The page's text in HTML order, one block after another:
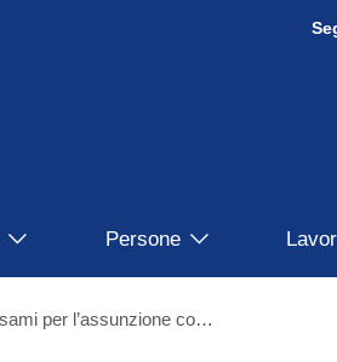
Persone
Bando 43/2023 Concorso pubblico per titoli - esami per l’assunzione con contratto di lavoro a tempo pieno e determinato di n. 1 unità di personale nel profilo di Ricercatore - III livello, per attività di Studio e monitoraggio dell’instabilità del terreno